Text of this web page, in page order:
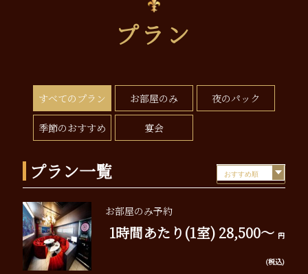
プラン
プラン一覧
お部屋のみ予約
1時間あたり(1室) 28,500～ 円
(税込)
すべてのプラン お部屋のみ 夜のパック
季節のおすすめ 宴会